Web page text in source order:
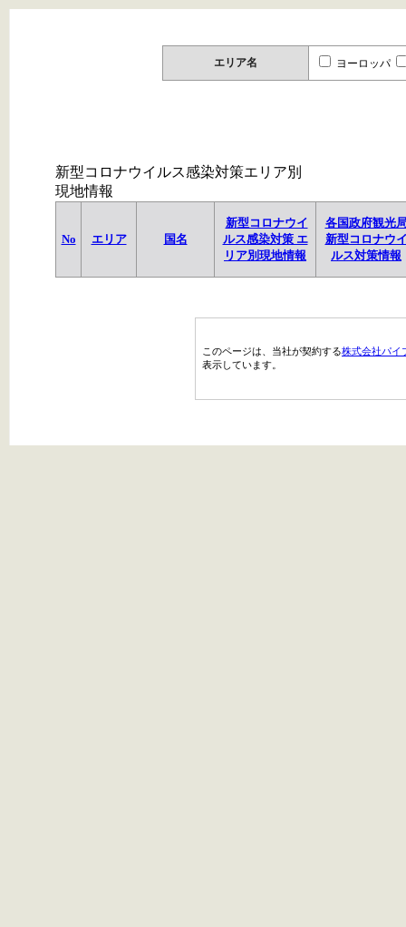
エリア名 ヨーロッパ
新型コロナウイルス感染対策エリア別
現地情報
No エリア 国名
新型コロナウイ
ルス感染対策 エ
リア別現地情報
各国政府観光
新型コロナウ
ルス対策情報
このページは、当社が契約する株式会社パイ
表示しています。